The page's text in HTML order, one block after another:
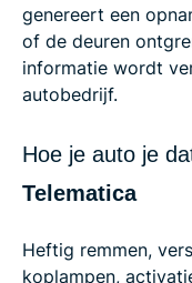
genereert een
of de deuren
informatie wordt
autobedrijf.
Hoe je auto je
Telematica
Heftig remmen,
koplampen,